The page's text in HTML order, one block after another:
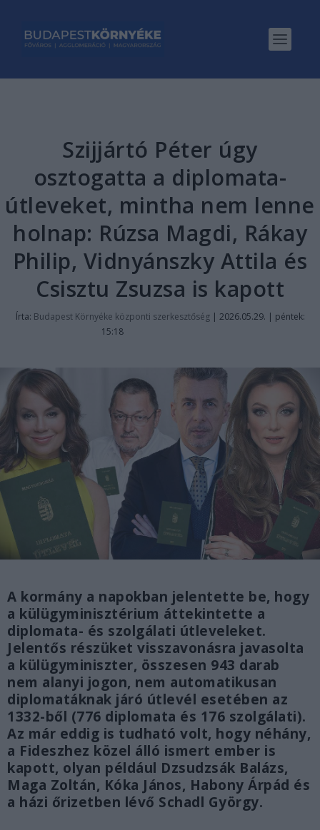
Szijjártó Péter úgy
osztogatta a diplomata-
útleveket, mintha nem lenne
holnap: Rúzsa Magdi, Rákay
Philip, Vidnyánszky Attila és
Csisztu Zsuzsa is kapott
Írta: Budapest Környéke központi szerkesztőség| 2026.05.29. | péntek:
15:18
A kormány a napokban jelentette be, hogy
a külügyminisztérium áttekintette a
diplomata- és szolgálati útleveleket.
Jelentős részüket visszavonásra javasolta
a külügyminiszter, összesen 943 darab
nem alanyi jogon, nem automatikusan
diplomatáknak járó útlevél esetében az
1332-ből (776 diplomata és 176 szolgálati).
Az már eddig is tudható volt, hogy néhány,
a Fideszhez közel álló ismert ember is
kapott, olyan például Dzsudzsák Balázs,
Maga Zoltán, Kóka János, Habony Árpád és
a házi őrizetben lévő Schadl György.